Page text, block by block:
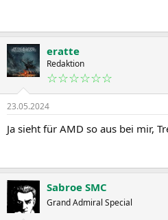
eratte
Redaktion
☆☆☆☆☆☆
23.05.2024
Ja sieht für AMD so aus bei mir,
Sabroe SMC
Grand Admiral Special